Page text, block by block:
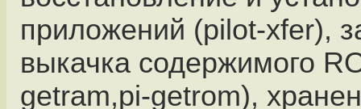
приложений (pilot-xfer),
выкачка содержимого
getram,pi-getrom),